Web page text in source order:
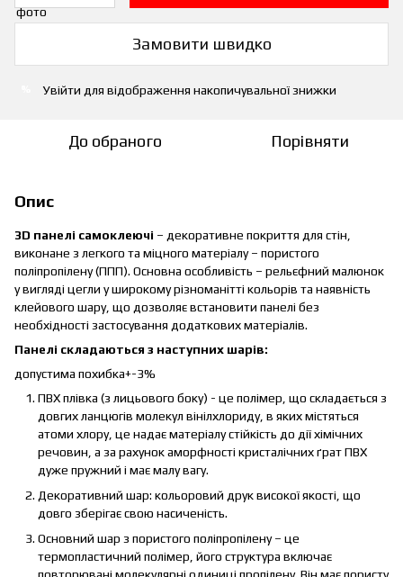
Замовити швидко
Увійти для відображення накопичувальної знижки
До обраного Порівняти
Опис
3D панелі самоклеючі – декоративне покриття для стін,
виконане з легкого та міцного матеріалу – пористого
поліпропілену (ППП). Основна особливість – рельєфний малюнок
у вигляді цегли у широкому різноманітті кольорів та наявність
клейового шару, що дозволяє встановити панелі без
необхідності застосування додаткових матеріалів.
Панелі складаються з наступних шарів:
допустима похибка+-3%
ПВХ плівка (з лицьового боку) - це полімер, що складається з
довгих ланцюгів молекул вінілхлориду, в яких містяться
атоми хлору, це надає матеріалу стійкість до дії хімічних
речовин, а за рахунок аморфності кристалічних ґрат ПВХ
дуже пружний і має малу вагу.
Декоративний шар: кольоровий друк високої якості, що
довго зберігає свою насиченість.
Основний шар з пористого поліпропілену – це
термопластичний полімер, його структура включає